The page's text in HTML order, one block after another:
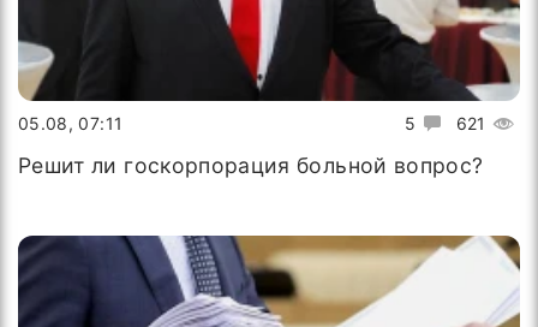
5 621
05.08, 07:11
Решит ли госкорпорация больной вопрос?